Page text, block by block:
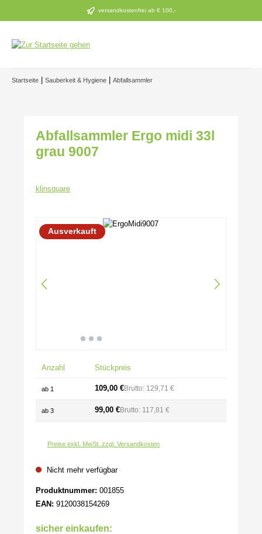
Zum Hauptinhalt springen versandkostenfrei ab € 100,-
Startseite Sauberkeit & Hygiene Abfallsammler
Abfallsammler Ergo midi 33l
grau 9007
klinsquare
Bildergalerie überspringen
Ausverkauft
Anzahl Stückpreis
ab 1 109,00 €Brutto: 129,71 €
ab 3 99,00 €Brutto: 117,81 €
Preise exkl. MwSt. zzgl. Versandkosten
Nicht mehr verfügbar
Produktnummer: 001855
EAN: 9120038154269
sicher einkaufen: